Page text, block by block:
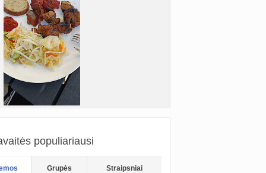
populiariausi
Grupės Straipsniai